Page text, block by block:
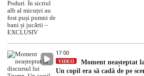
17:00
VIDEO
Moment neașteptat
Un copil era să cadă de pe